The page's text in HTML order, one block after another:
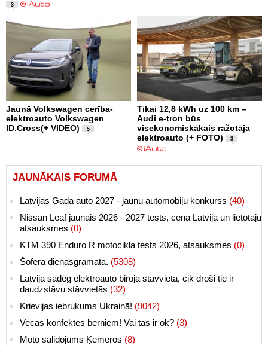
3
Jaunā Volkswagen cerība-
elektroauto Volkswagen
ID.Cross(+ VIDEO)
5
Tikai 12,8 kWh uz 100 km –
Audi e-tron būs
visekonomiskākais ražotāja
elektroauto (+ FOTO)
3
JAUNĀKAIS FORUMĀ
Latvijas Gada auto 2027 - jaunu automobiļu konkurss (40)
Nissan Leaf jaunais 2026 - 2027 tests, cena Latvijā un lietotāju
atsauksmes (0)
KTM 390 Enduro R motocikla tests 2026, atsauksmes (0)
Šofera dienasgrāmata. (5308)
Latvijā sadeg elektroauto biroja stāvvietā, cik droši tie ir
daudzstāvu stāvvietās (32)
Krievijas iebrukums Ukrainā! (9042)
Vecas konfektes bērniem! Vai tas ir ok? (3)
Moto salidojums Ķemeros (8)